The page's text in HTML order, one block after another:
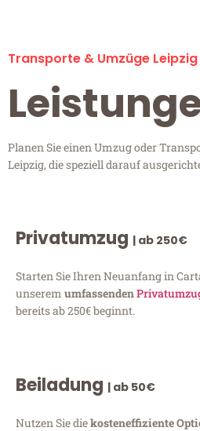
Transporte & Umzüge
Planen Sie einen Umzug oder
Leipzig, die speziell darauf
Privatumzug | ab 250€
Starten Sie Ihren Neuanfang in
unserem umfassenden
bereits ab 250€ beginnt.
Beiladung | ab 50€
Nutzen Sie diekosteneffiziente